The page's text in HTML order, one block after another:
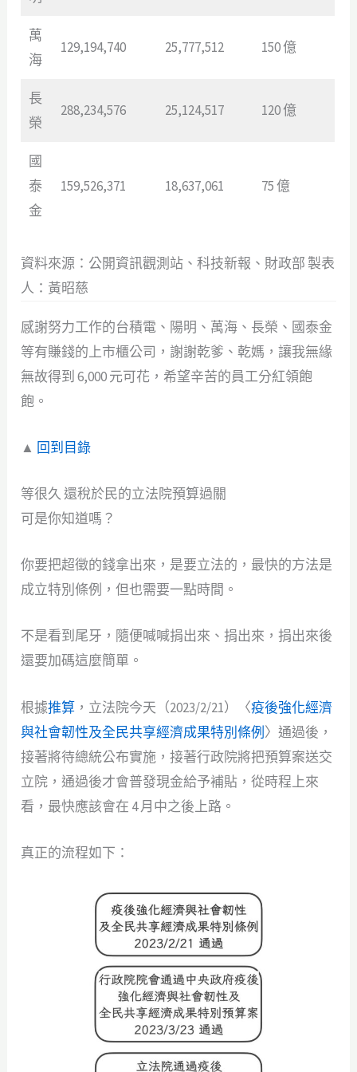
萬
海
129,194,740 25,777,512 150 億
長
榮
288,234,576 25,124,517 120 億
國
泰
金
159,526,371 18,637,061 75 億
資料來源：公開資訊觀測站、科技新報、財政部 製表
人：黃昭慈
感謝努力工作的台積電、陽明、萬海、長榮、國泰金
等有賺錢的上市櫃公司，謝謝乾爹、乾媽，讓我無緣
無故得到 6,000 元可花，希望辛苦的員工分紅領飽
飽。
▲ 回到目錄
等很久 還稅於民的立法院預算過關
可是你知道嗎？
你要把超徵的錢拿出來，是要立法的，最快的方法是
成立特別條例，但也需要一點時間。
不是看到尾牙，隨便喊喊捐出來、捐出來，捐出來後
還要加碼這麼簡單。
根據推算 ，立法院今天（2023/2/21）〈疫後強化經濟
與社會韌性及全民共享經濟成果特別條例〉通過後，
接著將待總統公布實施，接著行政院將把預算案送交
立院，通過後才會普發現金給予補貼，從時程上來
看，最快應該會在 4 月中之後上路。
真正的流程如下：